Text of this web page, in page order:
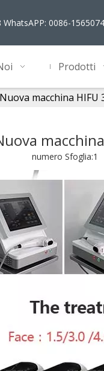
0086-
Prodotti
Nuova macchina
numero Sfoglia:1